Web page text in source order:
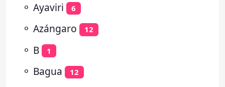
⚬ Ayaviri 6
⚬ Azángaro 12
⚬ B 1
⚬ Bagua 12